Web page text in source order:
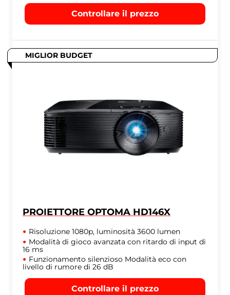
Controllare il prezzo
MIGLIOR BUDGET
PROIETTORE OPTOMA HD146X
Risoluzione 1080p, luminosità 3600 lumen
Modalità di gioco avanzata con ritardo di input di
16 ms
Funzionamento silenzioso Modalità eco con
livello di rumore di 26 dB
Controllare il prezzo